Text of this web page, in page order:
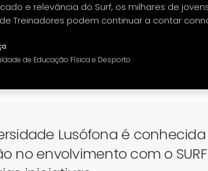
e relevância do Surf, os milhares de
Treinadores podem continuar a contar
de Educação Física e Desporto
Lusófona é
no envolvimento com o